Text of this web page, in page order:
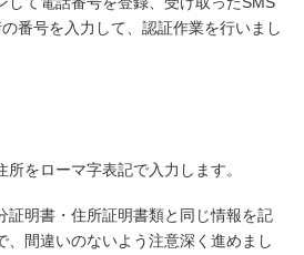
番号を入力して、認証作業を行いまし
をローマ字表記で入力します。
証明書・住所証明書類と同じ情報を記
、間違いのないよう注意深く進めまし